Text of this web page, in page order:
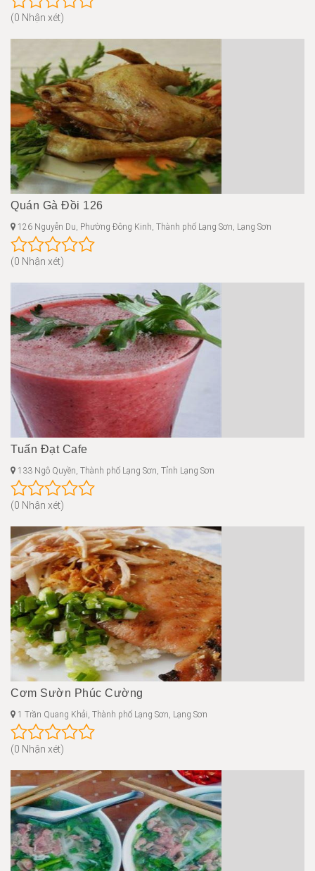
(0 Nhận xét)
Quán Gà Đồi 126
126 Nguyễn Du, Phường Đông Kinh, Thành phố Lạng Sơn, Lạng Sơn
(0 Nhận xét)
Tuấn Đạt Cafe
133 Ngô Quyền, Thành phố Lạng Sơn, Tỉnh Lạng Sơn
(0 Nhận xét)
Cơm Sườn Phúc Cường
1 Trần Quang Khải, Thành phố Lạng Sơn, Lạng Sơn
(0 Nhận xét)